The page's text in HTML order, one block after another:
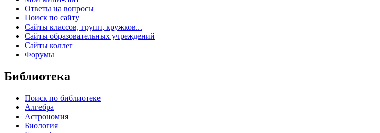
Ответы на вопросы
Поиск по сайту
Сайты классов, групп, кружков...
Сайты образовательных учреждений
Сайты коллег
Форумы
Библиотека
Поиск по библиотеке
Алгебра
Астрономия
Биология